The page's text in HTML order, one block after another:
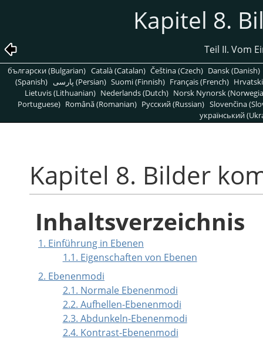
Kapitel 8.
Teil II. Vom
български (Bulgarian) Català (Catalan) Čeština (Czech) Dansk (Danish)
(Spanish)
پارسی (Persian) Suomi (Finnish) Français (French)
Lietuvis (Lithuanian) Nederlands (Dutch) Norsk Nynorsk
Portuguese) Română (Romanian) Pусский (Russian) Slovenčina
український
Kapitel 8. Bilder
Inhaltsverzeichnis
1. Einführung in Ebenen
1.1. Eigenschaften von Ebenen
2. Ebenenmodi
2.1. Normale Ebenenmodi
2.2. Aufhellen-Ebenenmodi
2.3. Abdunkeln-Ebenenmodi
2.4. Kontrast-Ebenenmodi